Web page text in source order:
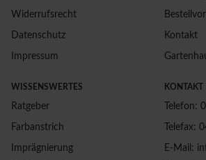
Widerrufsrecht
Datenschutz
Impressum
Kontakt
WISSENSWERTES
Ratgeber
Farbanstrich
Imprägnierung
KONTAKT
Telefon:
Telefax:
E-Mail: